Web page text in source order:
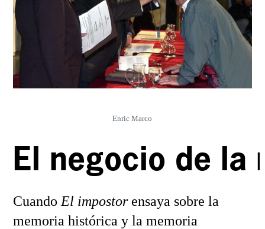
Enric Marco
El negocio de la
Cuando El impostor ensaya sobre la
memoria histórica y la memoria